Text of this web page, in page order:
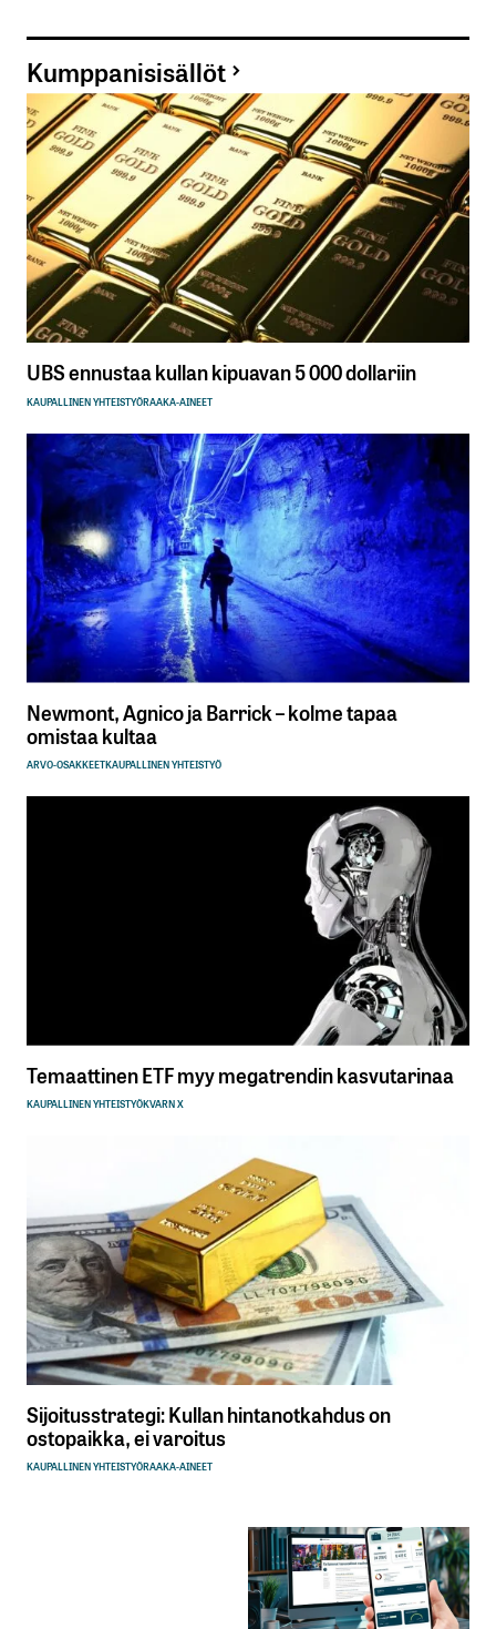
Kumppanisisällöt
UBS ennustaa kullan kipuavan 5 000 dollariin
KAUPALLINEN YHTEISTYÖRAAKA-AINEET
Newmont, Agnico ja Barrick – kolme tapaa
omistaa kultaa
ARVO-OSAKKEETKAUPALLINEN YHTEISTYÖ
Temaattinen ETF myy megatrendin kasvutarinaa
KAUPALLINEN YHTEISTYÖKVARN X
Sijoitusstrategi: Kullan hintanotkahdus on
ostopaikka, ei varoitus
KAUPALLINEN YHTEISTYÖRAAKA-AINEET